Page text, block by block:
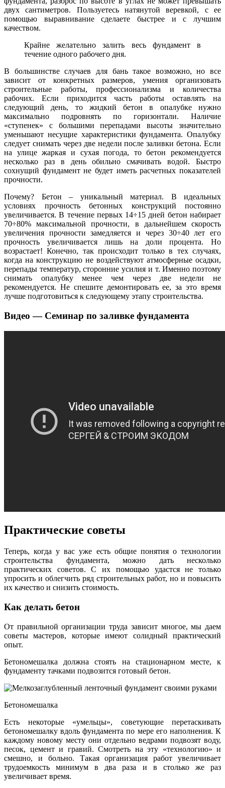
двух сантиметров. Пользуетесь натянутой веревкой, с ее
помощью выравнивание сделаете быстрее и с лучшим
качеством.
Крайне желательно залить весь фундамент в
течение одного рабочего дня.
В большинстве случаев для бань такое возможно, но все
зависит от конкретных размеров, умения организовать
строительные работы, профессионализма и количества
рабочих. Если приходится часть работы оставлять на
следующий день, то жидкий бетон в опалубке нужно
максимально подровнять по горизонтали. Наличие
«ступенек» с большими перепадами высоты значительно
уменьшают несущие характеристики фундамента. Опалубку
следует снимать через две недели после заливки бетона. Если
на улице жаркая и сухая погода, то бетон рекомендуется
несколько раз в день обильно смачивать водой. Быстро
сохнущий фундамент не будет иметь расчетных показателей
прочности.
Почему? Бетон – уникальный материал. В идеальных
условиях прочность бетонных конструкций постоянно
увеличивается. В течение первых 14÷15 дней бетон набирает
70÷80% максимальной прочности, в дальнейшем скорость
увеличения прочности замедляется и через 30÷40 лет его
прочность увеличивается лишь на доли процента. Но
возрастает! Конечно, так происходит только в тех случаях,
когда на конструкцию не воздействуют атмосферные осадки,
перепады температур, сторонние усилия и т. Именно поэтому
снимать опалубку менее чем через две недели не
рекомендуется. Не спешите демонтировать ее, за это время
лучше подготовиться к следующему этапу строительства.
Видео — Семинар по заливке фундамента
Практические советы
Теперь, когда у вас уже есть общие понятия о технологии
строительства фундамента, можно дать несколько
практических советов. С их помощью удастся не только
упросить и облегчить ряд строительных работ, но и повысить
их качество и снизить стоимость.
Как делать бетон
От правильной организации труда зависит многое, мы даем
советы мастеров, которые имеют солидный практический
опыт.
Бетономешалка должна стоять на стационарном месте, к
фундаменту тачками подвозится готовый бетон.
Бетономешалка
Есть некоторые «умельцы», советующие перетаскивать
бетономешалку вдоль фундамента по мере его наполнения. К
каждому новому месту они отдельно ведрами подвозят воду,
песок, цемент и гравий. Смотреть на эту «технологию» и
смешно, и больно. Такая организация работ увеличивает
трудоемкость минимум в два раза и в столько же раз
увеличивает время.